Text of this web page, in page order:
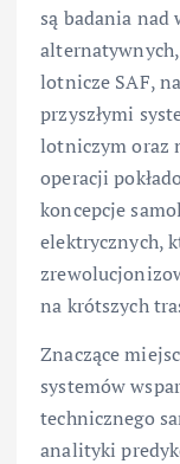
są badania
lotnicze SAF,
przyszłymi
lotniczym oraz
operacji
koncepcje
elektrycznych,
na krótszych
Znaczące
systemów
technicznego
analityki